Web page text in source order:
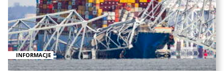
INFORMACJE